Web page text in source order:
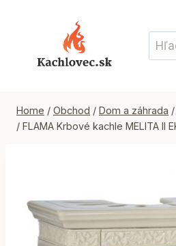
Home / Obchod / Dom a záhrada /
/ FLAMA Krbové kachle MELITA II